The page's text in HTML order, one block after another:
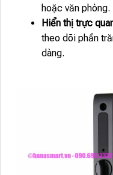
hoặc văn phòng.
Hiển thị trực
theo dõi phần
dàng.